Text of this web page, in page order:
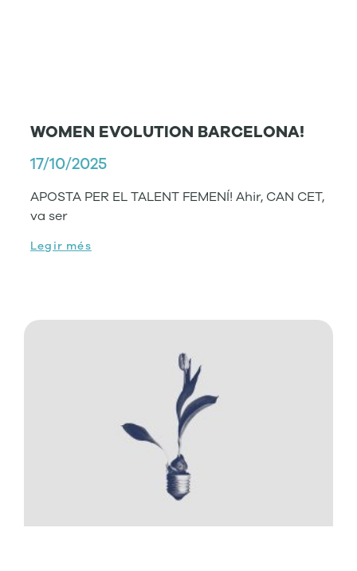
WOMEN EVOLUTION BARCELONA!
17/10/2025
APOSTA PER EL TALENT FEMENÍ! Ahir, CAN CET,
va ser
Legir més